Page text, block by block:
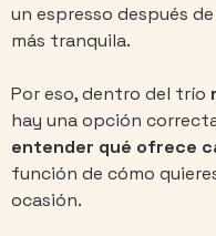
un espresso después
más tranquila.
Por eso, dentro del trío
hay una opción
entender qué ofrece
función de cómo
ocasión.